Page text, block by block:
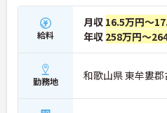
給料
月収 16.5万円～
年収 258万円～
勤務地 和歌山県 東牟婁